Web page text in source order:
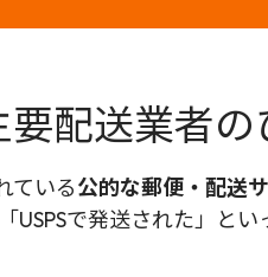
配送業者の
ている公的な郵便・配送
で発送された」と